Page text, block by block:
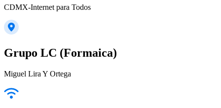
CDMX-Internet para Todos
Grupo LC (Formaica)
Miguel Lira Y Ortega